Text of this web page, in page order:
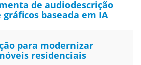
de audiodescrição
gráficos baseada em IA
para modernizar
residenciais